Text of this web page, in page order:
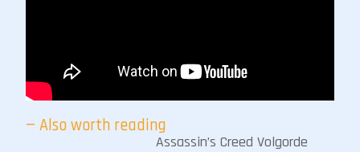
— Also worth reading
Assassin’s Creed Volgorde